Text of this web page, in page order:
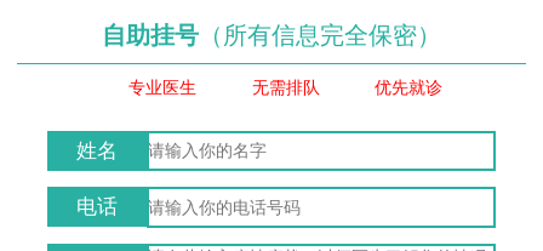
自助挂号 （所有信息完全保密）
专业医生 无需排队 优先就诊
姓名
电话